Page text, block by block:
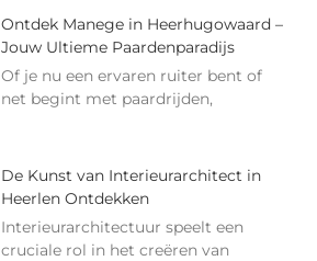
Ontdek Manege in Heerhugowaard –
Jouw Ultieme Paardenparadijs
Of je nu een ervaren ruiter bent of
net begint met paardrijden,
De Kunst van Interieurarchitect in
Heerlen Ontdekken
Interieurarchitectuur speelt een
cruciale rol in het creëren van